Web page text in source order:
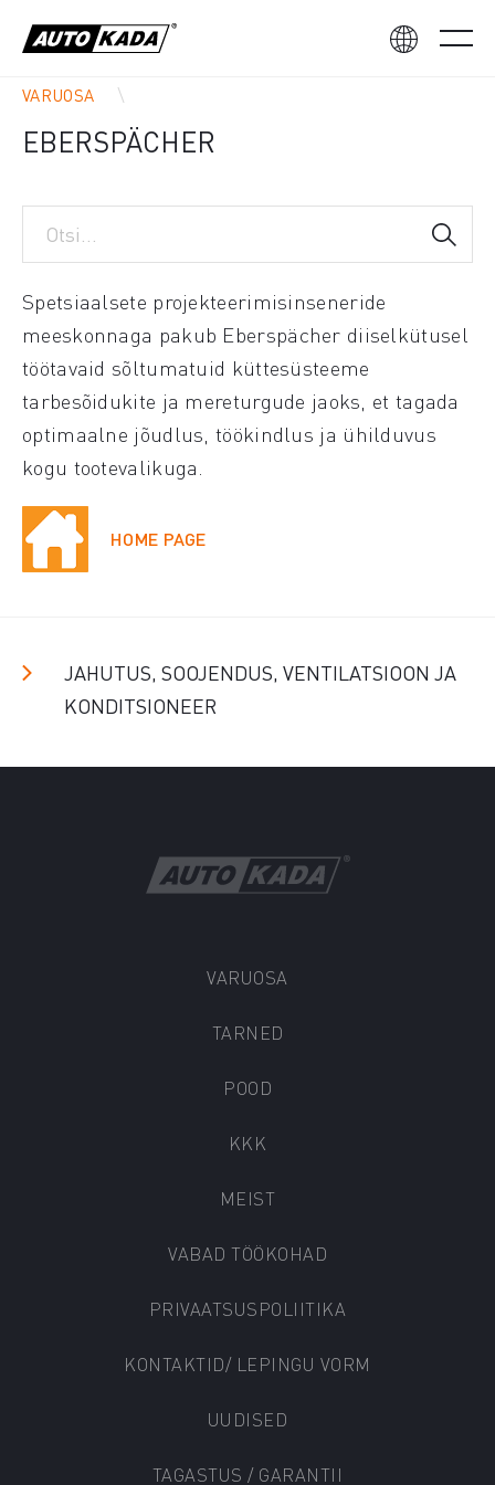
VARUOSA
EBERSPÄCHER
Spetsiaalsete projekteerimisinseneride
meeskonnaga pakub Eberspächer diiselkütusel
töötavaid sõltumatuid küttesüsteeme
tarbesõidukite ja mereturgude jaoks, et tagada
optimaalne jõudlus, töökindlus ja ühilduvus
kogu tootevalikuga.
HOME PAGE
JAHUTUS, SOOJENDUS, VENTILATSIOON JA
KONDITSIONEER
VARUOSA
TARNED
POOD
KKK
MEIST
VABAD TÖÖKOHAD
PRIVAATSUSPOLIITIKA
KONTAKTID/ LEPINGU VORM
UUDISED
TAGASTUS / GARANTII